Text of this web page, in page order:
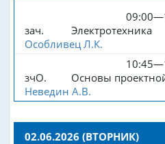
зач.
Электротехника
Особливец Л.К.
зчО.
Основы
Неведин А.В.
02.06.2026 (ВТОРНИК)